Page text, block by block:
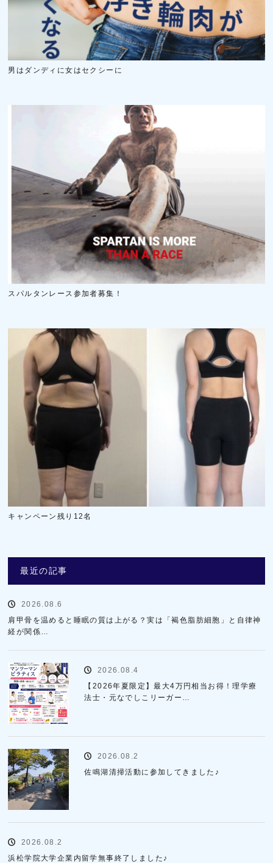
男はダンディに女はセクシーに
スパルタンレース参加者募集！
キャンペーン残り12名
最近の記事
2026.08.6
肩甲骨を温めると睡眠の質は上がる？実は「褐色脂肪細胞」と自律神
経が関係…
2026.08.4
【2026年夏限定】最大4万円相当お得！理学療
法士・元なでしこリーガー…
2026.08.2
佐鳴湖清掃活動に参加してきました♪
2026.08.2
浜松学院大学企業内留学無事終了しました♪